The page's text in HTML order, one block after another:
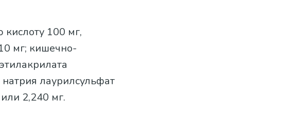
100 мг,
мг; кишечно-
лаурилсульфат
2,240 мг.